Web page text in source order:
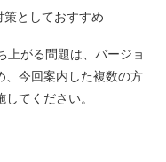
としておすすめ
上がる問題は、バージョ
、今回案内した複数の方
てください。